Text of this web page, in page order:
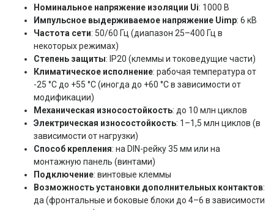
Номинальное напряжение изоляции Ui: 1000 В
Импульсное выдерживаемое напряжение Uimp: 6 кВ
Частота сети: 50/60 Гц (диапазон 25–400 Гц в
некоторых режимах)
Степень защиты: IP20 (клеммы и токоведущие части)
Климатическое исполнение: рабочая температура от
-25 °C до +55 °C (иногда до +60 °C в зависимости от
модификации)
Механическая износостойкость: до 10 млн циклов
Электрическая износостойкость: 1–1,5 млн циклов (в
зависимости от нагрузки)
Способ крепления: на DIN-рейку 35 мм или на
монтажную панель (винтами)
Подключение: винтовые клеммы
Возможность установки дополнительных контактов:
да (фронтальные и боковые блоки до 4–6 в зависимости